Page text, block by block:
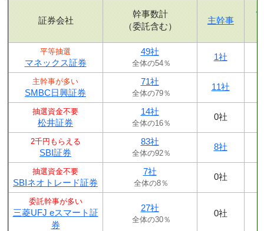
証券会社
幹事数計
（委託含む）
主幹事
平等抽選
マネックス証券
49社
全体の54％
1社
主幹事が多い
SMBC日興証券
71社
全体の79％
11社
抽選資金不要
松井証券
14社
全体の16％
0社
2千円もらえる
SBI証券
83社
全体の92％
8社
抽選資金不要
SBIネオトレード証券
7社
全体の8％
0社
委託幹事が多い
三菱UFJ eスマート証
券
27社
全体の30％
0社